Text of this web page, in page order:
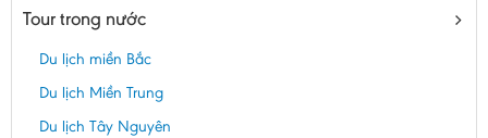
Tour trong nước
Du lịch miền Bắc
Du lịch Miền Trung
Du lịch Tây Nguyên